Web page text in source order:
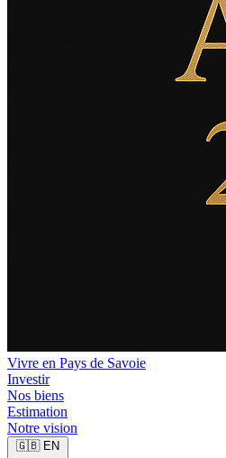
Vivre en Pays de Savoie
Investir
Nos biens
Estimation
Notre vision
🇬🇧 EN